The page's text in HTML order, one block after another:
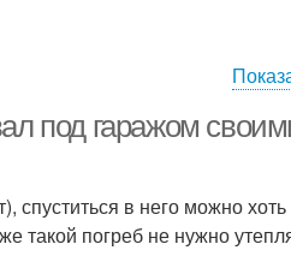
под гаражом
спуститься в него можно
такой погреб не нужно